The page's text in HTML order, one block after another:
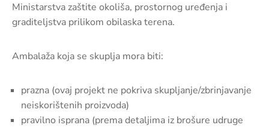
Ministarstva zaštite okoliša, prostornog uređenja i
graditeljstva prilikom obilaska terena.
Ambalaža koja se skuplja mora biti:
prazna (ovaj projekt ne pokriva skupljanje/zbrinjavanje
neiskorištenih proizvoda)
pravilno isprana (prema detaljima iz brošure udruge